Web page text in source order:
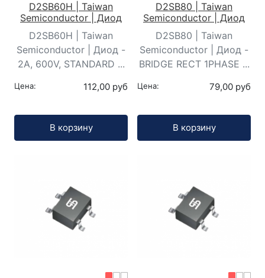
D2SB60H | Taiwan
Semiconductor | Диод
D2SB60H | Taiwan
Semiconductor | Диод -
2A, 600V, STANDARD ...
Цена: 112,00 руб
В корзину
D2SB80 | Taiwan
Semiconductor | Диод
D2SB80 | Taiwan
Semiconductor | Диод -
BRIDGE RECT 1PHASE ...
Цена: 79,00 руб
В корзину